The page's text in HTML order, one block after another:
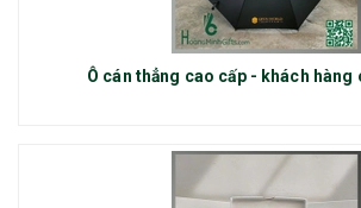
Ô cán thẳng cao cấp - khách hàng